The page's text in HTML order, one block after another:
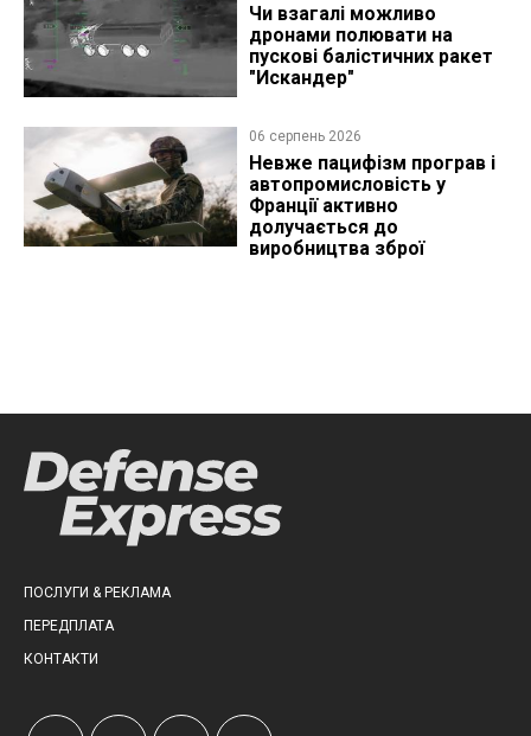
Чи взагалі можливо
дронами полювати на
пускові балістичних ракет
"Искандер"
06 серпень 2026
Невже пацифізм програв і
автопромисловість у
Франції активно
долучається до
виробництва зброї
ПОСЛУГИ & РЕКЛАМА
ПЕРЕДПЛАТА
КОНТАКТИ